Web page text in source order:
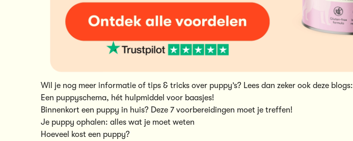
Wil je nog meer informatie of tips & tricks over puppy’s? Lees dan zeker ook deze blogs:
Een puppyschema, hét hulpmiddel voor baasjes!
Binnenkort een puppy in huis? Deze 7 voorbereidingen moet je treffen!
Je puppy ophalen: alles wat je moet weten
Hoeveel kost een puppy?